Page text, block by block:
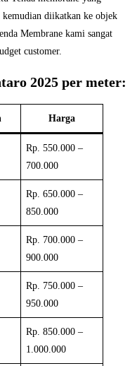
diikatkan ke objek
Membrane kami sangat
customer.
2025 per meter:
Harga
Rp. 550.000 –
700.000
Rp. 650.000 –
850.000
Rp. 700.000 –
900.000
Rp. 750.000 –
950.000
Rp. 850.000 –
1.000.000